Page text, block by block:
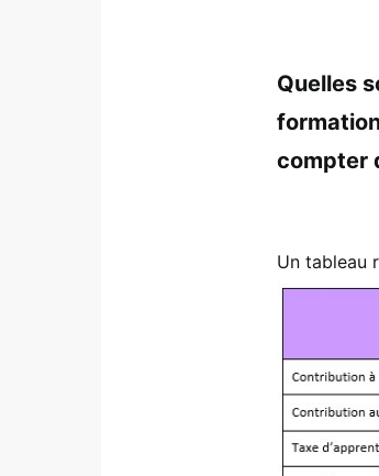
Quelles
compter
Un tableau